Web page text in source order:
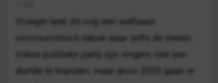
Vroeger leek dit nog een welhaast
communistisch taboe waar zelfs de meest
linkse politieke partij zijn vingers niet aan
durfde te branden, maar anno 2020 gaan er